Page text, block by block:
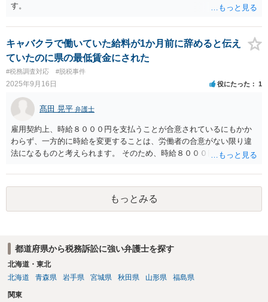
す。
キャバクラで働いていた給料が1か月前に辞めると伝え
ていたのに県の最低賃金にされた
#税務調査対応 #脱税事件
2025年9月16日 役にたった 1
髙田 晃平 弁護士
雇用契約上、時給８０００円を支払うことが合意されているにもかか
わらず、一方的に時給を変更することは、労働者の合意がない限り違
法になるものと考えられます。 そのため、時給８０００円に基づいて
としては、弁護士等から給料を支払うように内容証明郵便を送るとい
った対応が考えられます。 具体的な進め方等については、一度弁護士
にご相談いただくのがよいと存じます。
もっとみる
都道府県から税務訴訟に強い弁護士を探す
北海道・東北
北海道
青森県 岩手県 宮城県 秋田県 山形県 福島県
関東